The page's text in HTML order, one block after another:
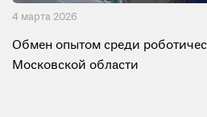
4 мартa 2026
Обмен опытом среди
Московской области